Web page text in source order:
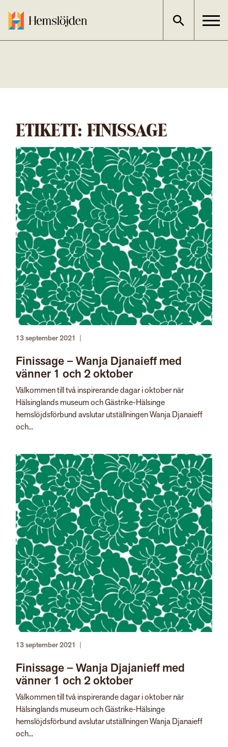
innehållet
ETIKETT: FINISSAGE
13 september 2021 |
Finissage – Wanja Djanaieff med
vänner 1 och 2 oktober
Välkommen till två inspirerande dagar i oktober när
Hälsinglands museum och Gästrike-Hälsinge
hemslöjdsförbund avslutar utställningen Wanja Djanaieff
och...
13 september 2021 |
Finissage – Wanja Djajanieff med
vänner 1 och 2 oktober
Välkommen till två inspirerande dagar i oktober när
Hälsinglands museum och Gästrike-Hälsinge
hemslöjdsförbund avslutar utställningen Wanja Djanaieff
och...